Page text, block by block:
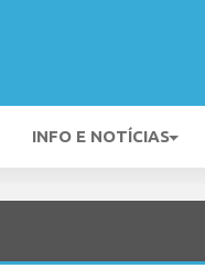
INFO E NOTÍCIAS